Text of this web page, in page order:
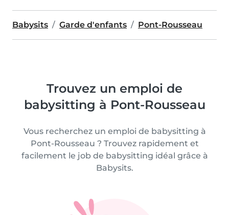
Babysits Garde d'enfants Pont-Rousseau
Trouvez un emploi de
babysitting à Pont-Rousseau
Vous recherchez un emploi de babysitting à
Pont-Rousseau ? Trouvez rapidement et
facilement le job de babysitting idéal grâce à
Babysits.